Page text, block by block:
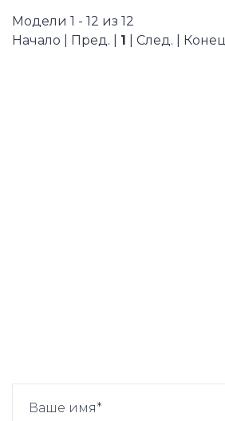
Модели 1 - 12 из 12
Начало | Пред. | 1 | След. | Конец